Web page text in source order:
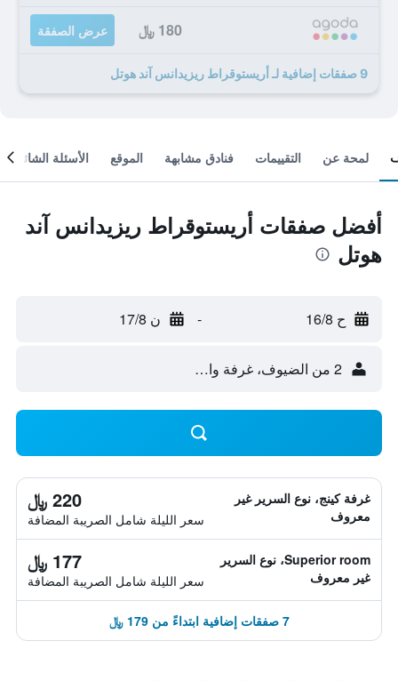
180 ﷼ عرض الصفقة
9 صفقات إضافية لـ أريستوقراط ريزيدانس آند هوتل
لمحة عن التقييمات فنادق مشابهة الموقع الأسئلة الشائعة
أفضل صفقات أريستوقراط ريزيدانس آند
هوتل
ح 16/8 - ن 17/8
2 من الضيوف، غرفة واحدة
غرفة كينج، نوع السرير غير
معروف
220 ﷼
سعر الليلة شامل الصريبة المضافة
Superior room، نوع السرير
غير معروف
177 ﷼
سعر الليلة شامل الصريبة المضافة
7 صفقات إضافية ابتداءً من 179 ﷼